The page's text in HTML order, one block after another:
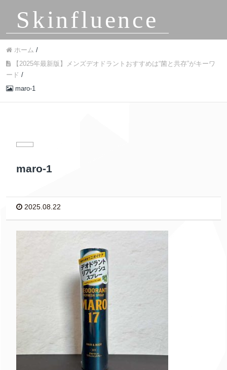
Skinfluence
ホーム /
【2025年最新版】メンズデオドラントおすすめは“菌と共存”がキーワ
ード /
maro-1
maro-1
2025.08.22